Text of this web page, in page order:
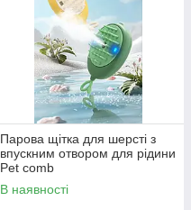
Парова щітка для шерсті з
впускним отвором для рідини
Pet comb
В наявності